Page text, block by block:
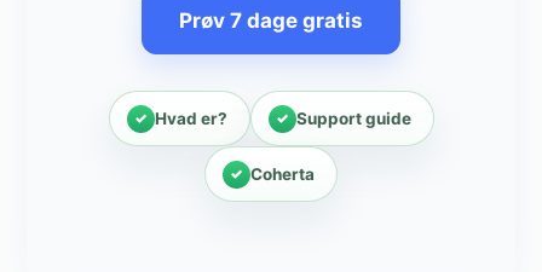
Prøv 7 dage gratis
Hvad er? Support guide
Coherta